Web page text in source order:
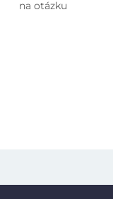
na otázku